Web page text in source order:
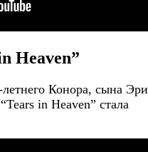
Heaven”
Конора, сына
in Heaven” стала